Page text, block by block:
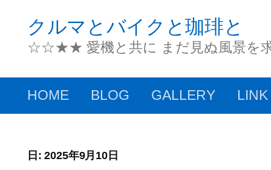
クルマとバイクと珈琲と
☆☆★★ 愛機と共に まだ見ぬ風景
HOME BLOG GALLERY LINK
日:2025年9月10日